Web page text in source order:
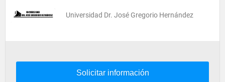
Universidad Dr. José Gregorio Hernández
Solicitar información